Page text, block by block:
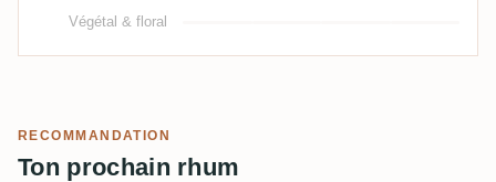
Végétal & floral
RECOMMANDATION
Ton prochain rhum